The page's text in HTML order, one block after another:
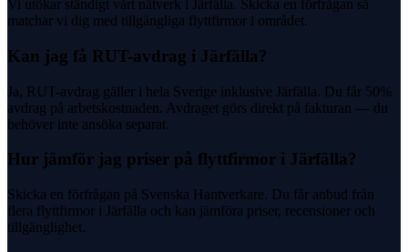
Vi utökar ständigt vårt nätverk i Järfälla. Skicka en förfrågan så
matchar vi dig med tillgängliga flyttfirmor i området.
Kan jag få RUT-avdrag i Järfälla?
Ja, RUT-avdrag gäller i hela Sverige inklusive Järfälla. Du får 50%
avdrag på arbetskostnaden. Avdraget görs direkt på fakturan — du
behöver inte ansöka separat.
Hur jämför jag priser på flyttfirmor i Järfälla?
Skicka en förfrågan på Svenska Hantverkare. Du får anbud från
flera flyttfirmor i Järfälla och kan jämföra priser, recensioner och
tillgänglighet.